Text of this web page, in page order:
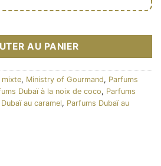
Choco cult 100ml – Ministry of
AU PANIER
mixte, Ministry of Gourmand, Parfums
Dubaï à la noix de coco, Parfums
au caramel, Parfums Dubaï au